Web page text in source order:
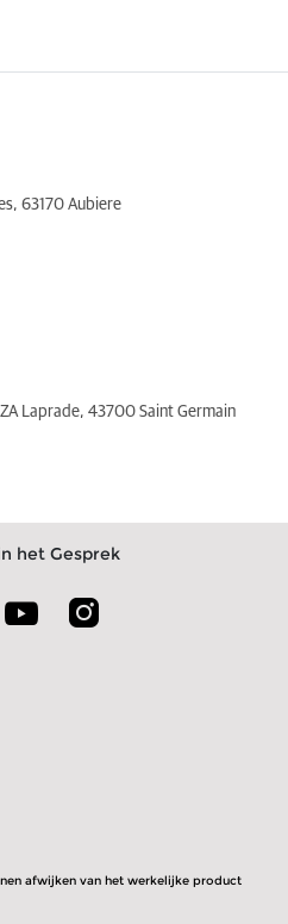
63170 Aubiere
Laprade, 43700 Saint Germain
het Gesprek
afwijken van het werkelijke product